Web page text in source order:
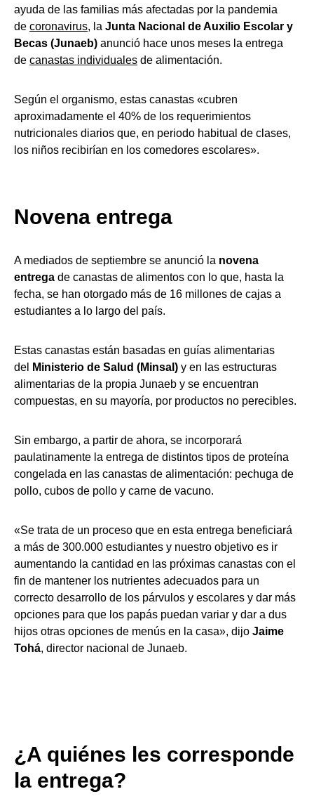
ayuda de las familias más afectadas por la pandemia
de coronavirus, la Junta Nacional de Auxilio Escolar y
Becas (Junaeb) anunció hace unos meses la entrega
de canastas individuales de alimentación.
Según el organismo, estas canastas «cubren
aproximadamente el 40% de los requerimientos
nutricionales diarios que, en periodo habitual de clases,
los niños recibirían en los comedores escolares».
Novena entrega
A mediados de septiembre se anunció la novena
entrega de canastas de alimentos con lo que, hasta la
fecha, se han otorgado más de 16 millones de cajas a
estudiantes a lo largo del país.
Estas canastas están basadas en guías alimentarias
del
Ministerio de Salud (Minsal) y en las estructuras
alimentarias de la propia Junaeb y se encuentran
compuestas, en su mayoría, por productos no perecibles.
Sin embargo, a partir de ahora, se incorporará
paulatinamente la entrega de distintos tipos de proteína
congelada en las canastas de alimentación: pechuga de
pollo, cubos de pollo y carne de vacuno.
«Se trata de un proceso que en esta entrega beneficiará
a más de 300.000 estudiantes y nuestro objetivo es ir
aumentando la cantidad en las próximas canastas con el
fin de mantener los nutrientes adecuados para un
correcto desarrollo de los párvulos y escolares y dar más
opciones para que los papás puedan variar y dar a dus
hijos otras opciones de menús en la casa», dijo Jaime
Tohá, director nacional de Junaeb.
¿A quiénes les corresponde
la entrega?